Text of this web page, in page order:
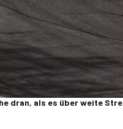
dran, als es über weite